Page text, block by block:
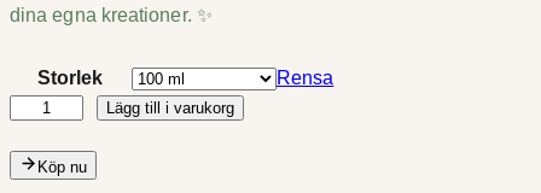
n
t
e
dina egna kreationer. ✨
Storlek
Rensa
e
Lägg till i varukorg
Köp nu